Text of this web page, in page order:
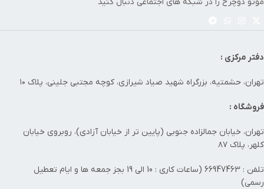
دفتر مرکزی :
تهران، حشمتیه، بزرگراه شهید صیاد شیرازی، کوچه مجتبی جلینی، پلاک ۱۰
فروشگاه :
تهران، خیابان جمالزاده جنوبی (پایین تر از خیابان آزادی)، روبروی خیابان
کلهر، پلاک ۸۷
تلفن : 66947463 (ساعات کاری : 10 الی 19 بجز جمعه ها و ایام تعطیل
رسمی)